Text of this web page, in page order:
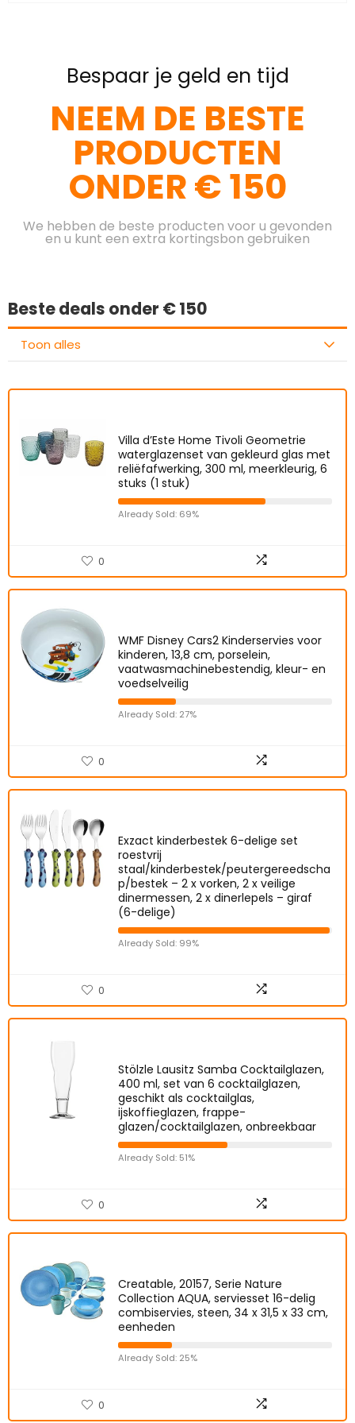
Bespaar je geld en tijd
NEEM DE BESTE
PRODUCTEN
ONDER € 150
We hebben de beste producten voor u gevonden
en u kunt een extra kortingsbon gebruiken
Beste deals onder € 150
Toon alles
Villa d’Este Home Tivoli Geometrie
waterglazenset van gekleurd glas met
reliëfafwerking, 300 ml, meerkleurig, 6
stuks (1 stuk)
Already Sold: 69%
0
WMF Disney Cars2 Kinderservies voor
kinderen, 13,8 cm, porselein,
vaatwasmachinebestendig, kleur- en
voedselveilig
Already Sold: 27%
0
Exzact kinderbestek 6-delige set
roestvrij
staal/kinderbestek/peutergereedscha
p/bestek – 2 x vorken, 2 x veilige
dinermessen, 2 x dinerlepels – giraf
(6-delige)
Already Sold: 99%
0
Stölzle Lausitz Samba Cocktailglazen,
400 ml, set van 6 cocktailglazen,
geschikt als cocktailglas,
ijskoffieglazen, frappe-
glazen/cocktailglazen, onbreekbaar
Already Sold: 51%
0
Creatable, 20157, Serie Nature
Collection AQUA, serviesset 16-delig
combiservies, steen, 34 x 31,5 x 33 cm,
eenheden
Already Sold: 25%
0